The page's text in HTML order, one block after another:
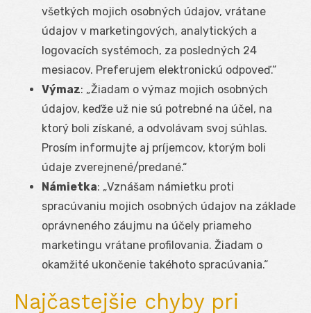
všetkých mojich osobných údajov, vrátane
údajov v marketingových, analytických a
logovacích systémoch, za posledných 24
mesiacov. Preferujem elektronickú odpoveď.“
Výmaz: „Žiadam o výmaz mojich osobných
údajov, keďže už nie sú potrebné na účel, na
ktorý boli získané, a odvolávam svoj súhlas.
Prosím informujte aj príjemcov, ktorým boli
údaje zverejnené/predané.“
Námietka: „Vznášam námietku proti
spracúvaniu mojich osobných údajov na základe
oprávneného záujmu na účely priameho
marketingu vrátane profilovania. Žiadam o
okamžité ukončenie takéhoto spracúvania.“
Najčastejšie chyby pri